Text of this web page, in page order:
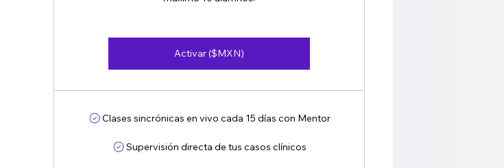
Activar ($MXN)
Clases sincrónicas en vivo cada 15 días con Mentor
Supervisión directa de tus casos clínicos